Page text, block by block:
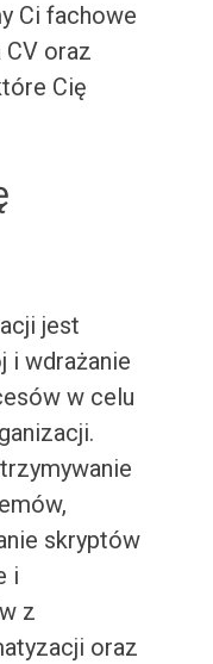
Ci fachowe
oraz
Cię
jest
i wdrażanie
w celu
skryptów
i
z
oraz